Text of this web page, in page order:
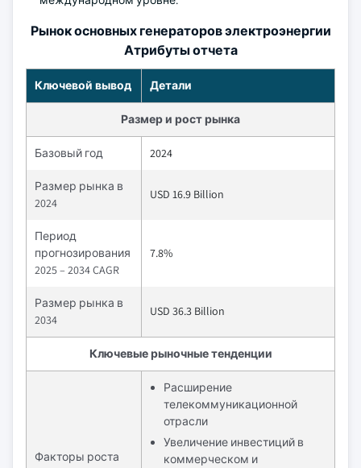
Рынок основных генераторов электроэнергии
Атрибуты отчета
Ключевой вывод Детали
Размер и рост рынка
Базовый год 2024
Размер рынка в
2024
USD 16.9 Billion
Период
прогнозирования
2025 – 2034 CAGR
7.8%
Размер рынка в
2034
USD 36.3 Billion
Ключевые рыночные тенденции
Факторы роста
Расширение
телекоммуникационной
отрасли
Увеличение инвестиций в
коммерческом и